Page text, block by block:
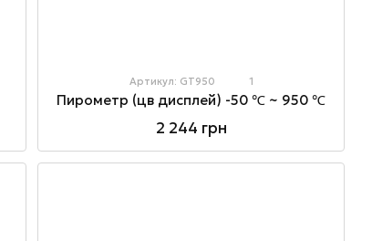
Артикул: GT950 1
Пирометр (цв дисплей) -50 ℃ ~ 950 ℃
2 244 грн